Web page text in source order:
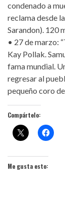
condenado a
reclama desde
Sarandon). 120
• 27 de marzo:
Kay Pollak.
fama mundial.
regresar al
pequeño coro
Compártelo:
Me gusta esto: